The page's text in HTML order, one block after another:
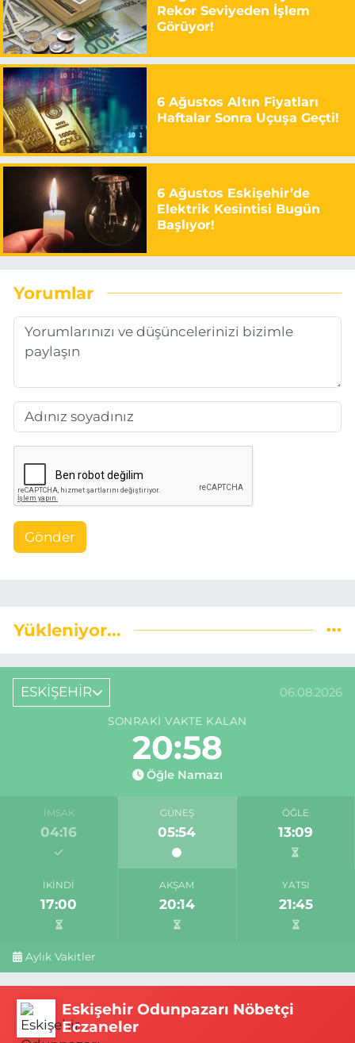
Rekor Seviyeden İşlem
Görüyor!
6 Ağustos Altın Fiyatları
Haftalar Sonra Uçuşa Geçti!
6 Ağustos Eskişehir’de
Elektrik Kesintisi Bugün
Başlıyor!
Yorumlar
Gönder
Yükleniyor...
ESKİŞEHİR 06.08.2026
SONRAKI VAKTE KALAN
20:57
Öğle Namazı
İMSAK
04:16
GÜNEŞ
05:54
ÖĞLE
13:09
İKINDI
17:00
AKŞAM
20:14
YATSI
21:45
Aylık Vakitler
Eskişehir Odunpazarı Nöbetçi
Eczaneler